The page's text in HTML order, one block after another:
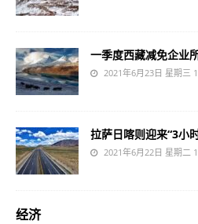
一季度西藏减免企业
2021年6月23日 星期三
拉萨日喀则迎来“3小
2021年6月22日 星期二
经济